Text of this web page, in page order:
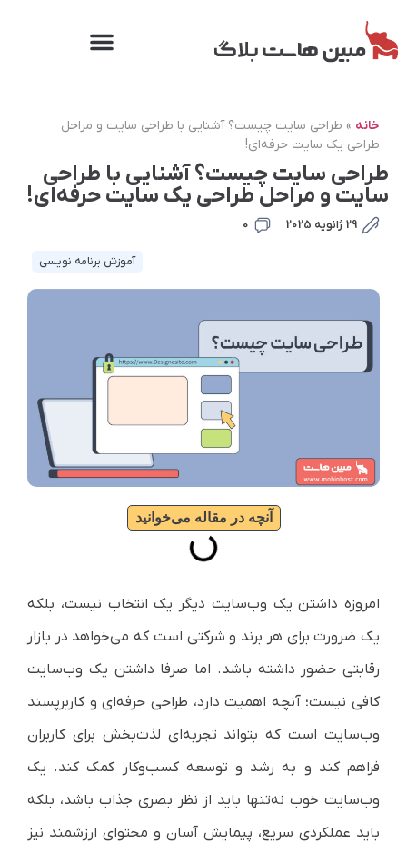
خانه » طراحی سایت چیست؟ آشنایی با طراحی سایت و مراحل
طراحی یک سایت حرفه‌ای!
طراحی سایت چیست؟ آشنایی با طراحی
سایت و مراحل طراحی یک سایت حرفه‌ای!
29 ژانویه 2025 0
آموزش برنامه نویسی
آنچه در مقاله می‌خوانید
امروزه داشتن یک وب‌سایت دیگر یک انتخاب نیست، بلکه
یک ضرورت برای هر برند و شرکتی است که می‌خواهد در بازار
رقابتی حضور داشته باشد. اما صرفا داشتن یک وب‌سایت
کافی نیست؛ آنچه اهمیت دارد، طراحی حرفه‌ای و کاربرپسند
وب‌سایت است که بتواند تجربه‌ای لذت‌بخش برای کاربران
فراهم کند و به رشد و توسعه کسب‌وکار کمک کند. یک
وب‌سایت خوب نه‌تنها باید از نظر بصری جذاب باشد، بلکه
باید عملکردی سریع، پیمایش آسان و محتوای ارزشمند نیز